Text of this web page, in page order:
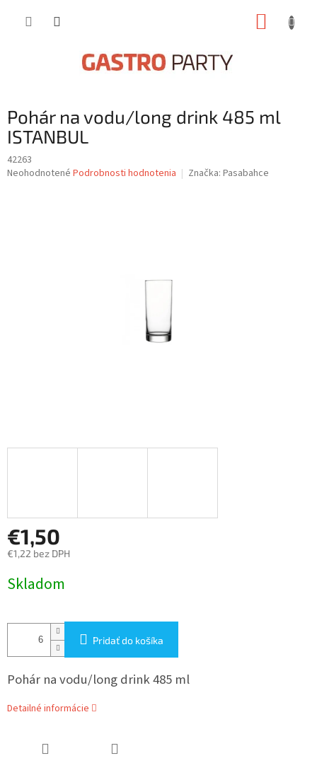
Pohár na vodu/long drink 485 ml
ISTANBUL
42263
Priemerné
Neohodnotené Podrobnosti hodnotenia Značka: Pasabahce
€1,50
€1,22 bez DPH
cena:
Skladom
Pridať do košíka
Pohár na vodu/long drink 485 ml
Detailné informácie